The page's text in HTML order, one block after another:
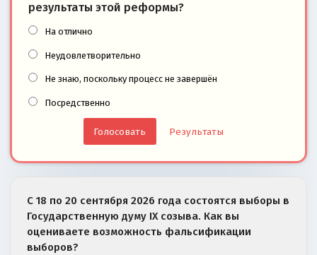
результаты этой реформы?
На отлично
Неудовлетворительно
Не знаю, поскольку процесс не завершён
Посредственно
Результаты
С 18 по 20 сентября 2026 года состоятся выборы в
Государственную думу IX созыва. Как вы
оцениваете возможность фальсификации
выборов?